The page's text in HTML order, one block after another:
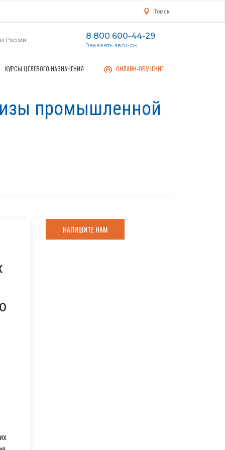
Томск
России 8 800 600-44-29
Заказать звонок
КУРСЫ ЦЕЛЕВОГО НАЗНАЧЕНИЯ ОНЛАЙН-ОБУЧЕНИЕ
промышленной
НАПИШИТЕ НАМ